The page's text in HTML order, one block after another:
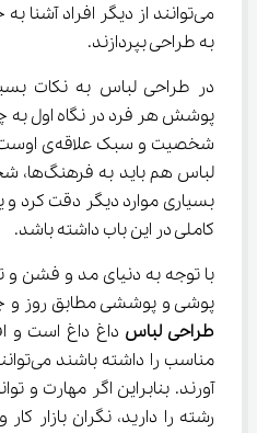
می‌توانند از دیگر افراد
به طراحی بپردازند.
شخصیت و
بسیاری موارد دیگر دقت کرد و
کاملی در این باب داشته باشد.
با توجه به دنیای مد و فشن
پوشی و پوششی مطابق روز و
طراحی لباس
مناسب
آورند. بنابراین اگر مهارت و
رشته را دارید، نگران بازار